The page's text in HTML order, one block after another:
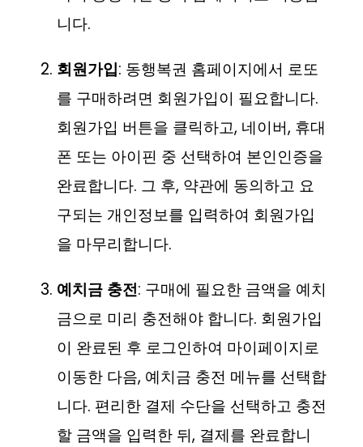
니다.
회원가입: 동행복권 홈페이지에서 로또
를 구매하려면 회원가입이 필요합니다.
회원가입 버튼을 클릭하고, 네이버, 휴대
폰 또는 아이핀 중 선택하여 본인인증을
완료합니다. 그 후, 약관에 동의하고 요
구되는 개인정보를 입력하여 회원가입
을 마무리합니다.
예치금 충전: 구매에 필요한 금액을 예치
금으로 미리 충전해야 합니다. 회원가입
이 완료된 후 로그인하여 마이페이지로
이동한 다음, 예치금 충전 메뉴를 선택합
니다. 편리한 결제 수단을 선택하고 충전
할 금액을 입력한 뒤, 결제를 완료합니